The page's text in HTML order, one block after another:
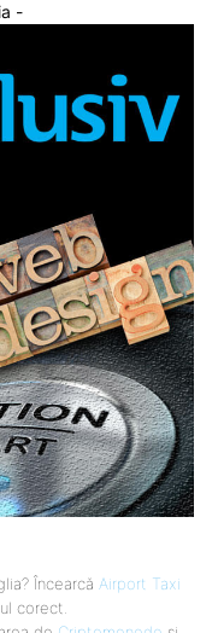
-
Încearcă Airport Taxi
corect.